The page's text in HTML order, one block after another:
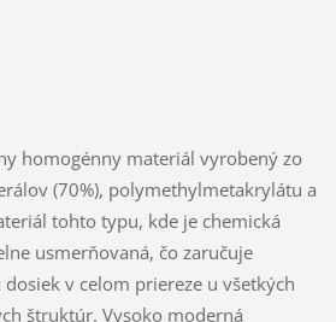
homogénny materiál vyrobený zo
(70%), polymethylmetakrylátu a
tohto typu, kde je chemická
usmerňovaná, čo zaručuje
v celom priereze u všetkých
štruktúr. Vysoko moderná